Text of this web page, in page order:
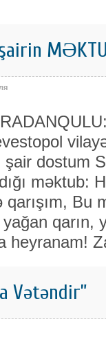
şair dostum
məktub:
Bu
qarın,
heyranam!
Vətəndir”